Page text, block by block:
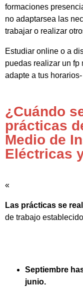
formaciones
no adaptarsea las
trabajar o realizar
Estudiar online o a
puedas realizar un
adapte a tus horarios-
¿Cuándo
prácticas
Medio de
Eléctricas
«
Las prácticas se
de trabajo
Septiembre
junio.